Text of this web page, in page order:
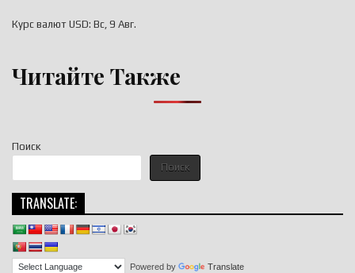
Поиск
Поиск
TRANSLATE:
Powered by Translate
Курс валют USD: Вс, 9 Авг.
Читайте Также